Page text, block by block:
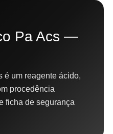
Pa Acs —
é um reagente ácido,
procedência
ficha de segurança